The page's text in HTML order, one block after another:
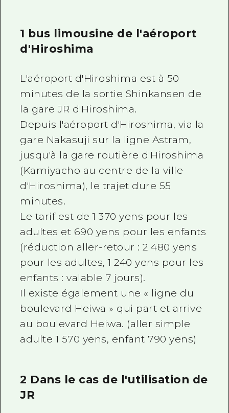
1 bus limousine de l'aéroport
d'Hiroshima
L'aéroport d'Hiroshima est à 50
minutes de la sortie Shinkansen de
la gare JR d'Hiroshima.
Depuis l'aéroport d'Hiroshima, via la
gare Nakasuji sur la ligne Astram,
jusqu'à la gare routière d'Hiroshima
(Kamiyacho au centre de la ville
d'Hiroshima), le trajet dure 55
minutes.
Le tarif est de 1 370 yens pour les
adultes et 690 yens pour les enfants
(réduction aller-retour : 2 480 yens
pour les adultes, 1 240 yens pour les
enfants : valable 7 jours).
Il existe également une « ligne du
boulevard Heiwa » qui part et arrive
au boulevard Heiwa. (aller simple
adulte 1 570 yens, enfant 790 yens)
2 Dans le cas de l'utilisation de
JR